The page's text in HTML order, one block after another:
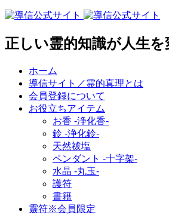
正しい霊的知識が人生を
ホーム
導信サイト／霊的真理とは
会員登録について
お役立ちアイテム
お香 ‐浄化香‐
鈴 ‐浄化鈴‐
天然祓塩
ペンダント -十字架-
水晶 -丸玉-
護符
書籍
靈符※会員限定